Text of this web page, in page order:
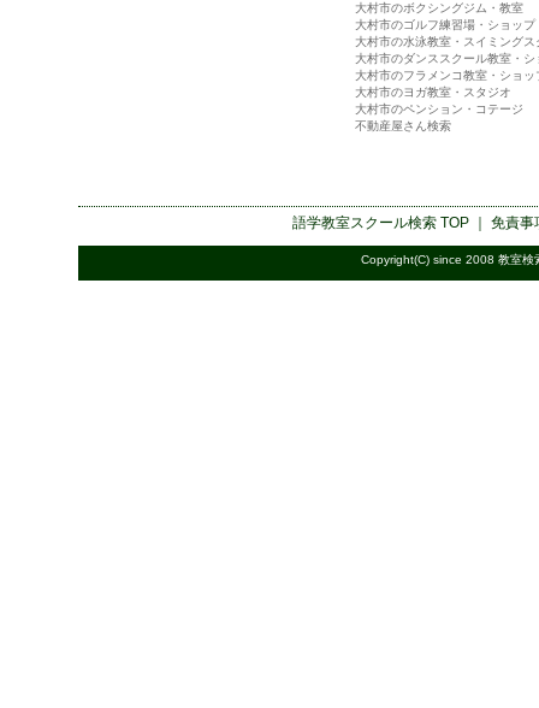
大村市のボクシングジム・教室
大村市のゴルフ練習場・ショップ
大村市の水泳教室・スイミングス
大村市のダンススクール教室・シ
大村市のフラメンコ教室・ショッ
大村市のヨガ教室・スタジオ
大村市のペンション・コテージ
不動産屋さん検索
語学教室スクール検索TOP ｜ 免責事
Copyright(C) since 2008 教室検